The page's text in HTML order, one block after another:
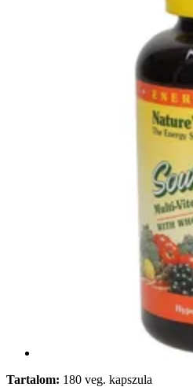
Tartalom: 180 veg. kapszula